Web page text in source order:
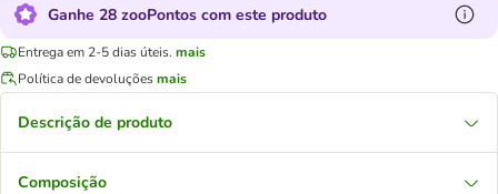
Ganhe 28 zooPontos com este produto
Entrega em 2-5 dias úteis. mais
Política de devoluçõesmais
Descrição de produto
Composição